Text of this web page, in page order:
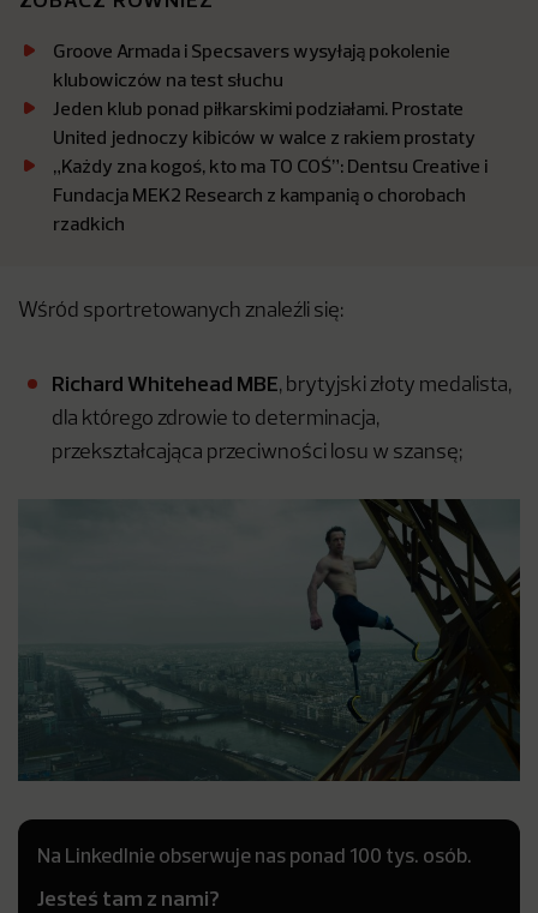
Groove Armada i Specsavers wysyłają pokolenie
klubowiczów na test słuchu
Jeden klub ponad piłkarskimi podziałami. Prostate
United jednoczy kibiców w walce z rakiem prostaty
„Każdy zna kogoś, kto ma TO COŚ”: Dentsu Creative i
Fundacja MEK2 Research z kampanią o chorobach
rzadkich
Wśród sportretowanych znaleźli się:
Richard Whitehead MBE, brytyjski złoty medalista,
dla którego zdrowie to determinacja,
przekształcająca przeciwności losu w szansę;
Na LinkedInie obserwuje nas ponad 100 tys. osób.
Jesteś tam z nami?